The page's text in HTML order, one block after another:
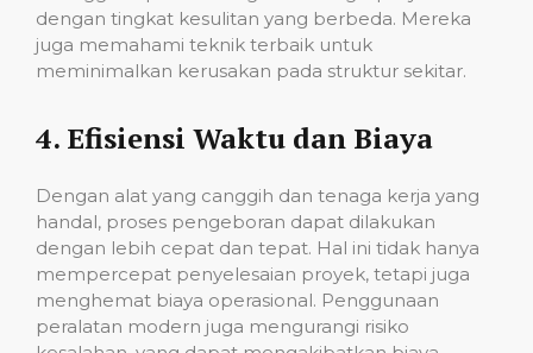
dengan tingkat kesulitan yang berbeda. Mereka
juga memahami teknik terbaik untuk
meminimalkan kerusakan pada struktur sekitar.
4. Efisiensi Waktu dan Biaya
Dengan alat yang canggih dan tenaga kerja yang
handal, proses pengeboran dapat dilakukan
dengan lebih cepat dan tepat. Hal ini tidak hanya
mempercepat penyelesaian proyek, tetapi juga
menghemat biaya operasional. Penggunaan
peralatan modern juga mengurangi risiko